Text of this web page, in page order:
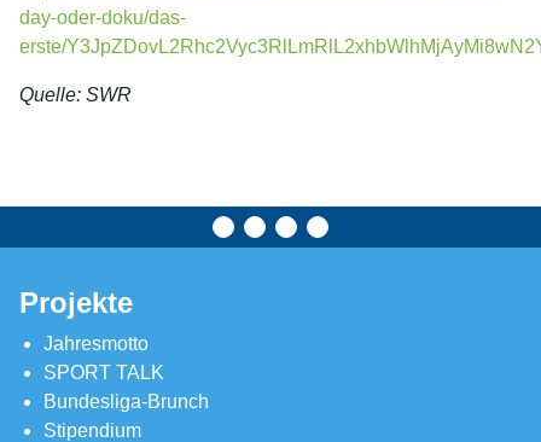
day-oder-doku/das-
erste/
Quelle: SWR
Projekte
Jahresmotto
SPORT TALK
Bundesliga-Brunch
Stipendium